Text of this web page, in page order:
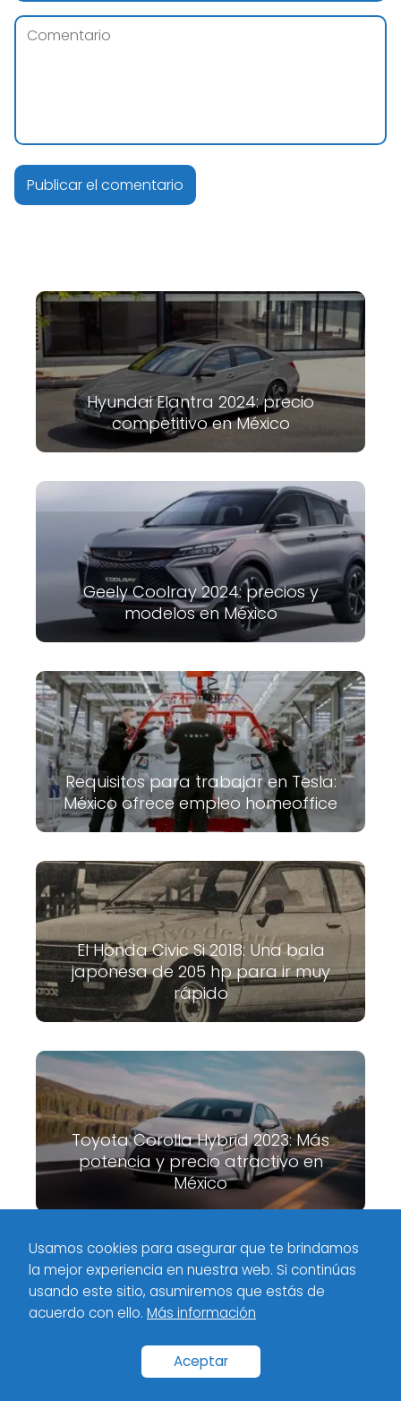
Hyundai Elantra 2024: precio
competitivo en México
Geely Coolray 2024: precios y
modelos en México
Requisitos para trabajar en Tesla:
México ofrece empleo homeoffice
El Honda Civic Si 2018: Una bala
japonesa de 205 hp para ir muy
rápido
Toyota Corolla Hybrid 2023: Más
potencia y precio atractivo en
México
Meximotores Tecnologia
Diferencia entre inyección
multipunto y monopunto
Políticas de privacidad
Usamos cookies para asegurar que te brindamos
la mejor experiencia en nuestra web. Si continúas
usando este sitio, asumiremos que estás de
acuerdo con ello. Más información
Aceptar